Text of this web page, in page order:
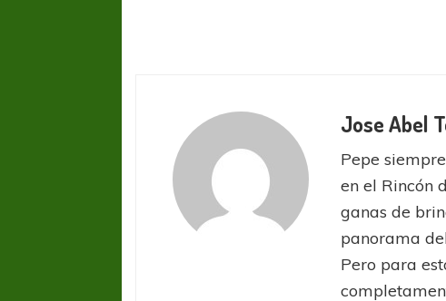
Jose Abel
Pepe
en el Rincón
ganas de
panorama
Pero para